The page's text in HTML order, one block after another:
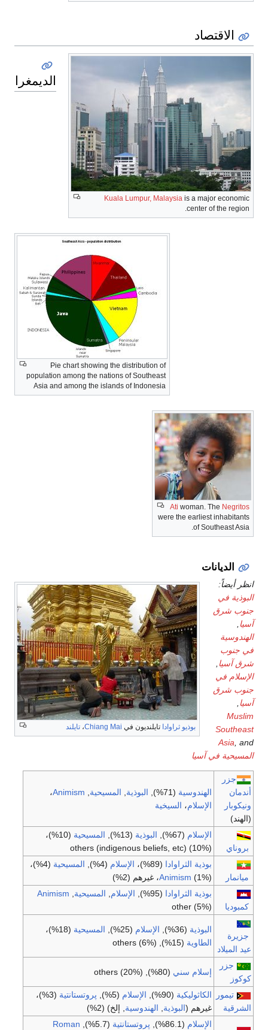
الاقتصاد
Kuala Lumpur, Malaysia is a major economic
center of the region.
الديمغرافيا
Pie chart showing the distribution of
population among the nations of Southeast
Asia and among the islands of Indonesia
Ati woman. The Negritos
were the earliest inhabitants
of Southeast Asia.
الديانات
بوذيو ثراوادا تايلنديون في Chiang Mai، تايلند
انظر أيضاً:
البوذية في
جنوب شرق
آسيا,
الهندوسية
في جنوب
شرق آسيا,
الإسلام في
جنوب شرق
آسيا,
Muslim
Southeast
Asia, and
المسيحية في آسيا
جزر
أندمان
ونيكوبار
(الهند)
الهندوسية (71%), البوذية, المسيحية,
Animism،
الإسلام، السيخية
بروناي
الإسلام (67%), البوذية (13%), المسيحية
(10%)،
others (indigenous beliefs, etc) (10%)
ميانمار
بوذية الثراوادا (89%)، الإسلام (4%), المسيحية (4%)،
Animism (1%)، غيرهم (2%)
كمبوديا
بوذية الثراوادا (95%), الإسلام, المسيحية,
Animism
other (5%)
جزيرة
عيد الميلاد
البوذية (36%), الإسلام (25%), المسيحية (18%)،
الطاوية (15%), others (6%)
جزر
كوكوز
إسلام سني (80%), others (20%)
تيمور
الشرقية
الكاثوليكية (90%), الإسلام (5%), پروتستانتية
(3%)،
غيرهم (البوذية, الهندوسية, إلخ) (2%)
الإسلام (86.1%), پروتستانتية (5.7%),
Roman